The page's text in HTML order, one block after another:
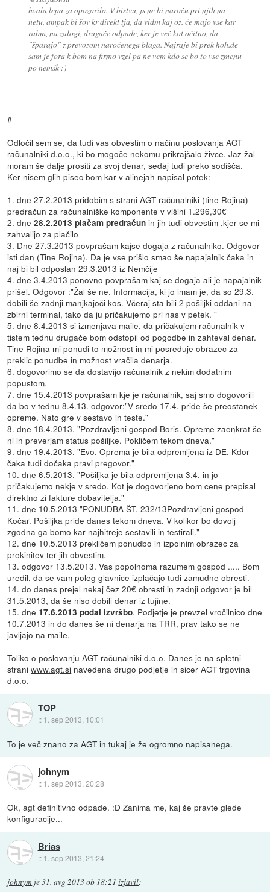
hvala lepa za opozorilo. V bistvu, js ne bi naroču pri njih na
netu, ampak bi šov kr direkt tja, da vidm kaj oz. če majo vse kar
rabm, na zalogi, drugače odpade, ker je več kot očitno, da
"šparajo" z prevozom naročenega blaga. Najraje bi prek hoh.de
sam je fora k bom na firmo vzel pa ne vem kdo se bo to vse zmenu
po nemšk :)
#
Odločil sem se, da tudi vas obvestim o načinu poslovanja AGT
računalniki d.o.o., ki bo mogoče nekomu prikrajšalo živce. Jaz žal
moram še dalje prositi za svoj denar, sedaj tudi preko sodišča.
Ker nisem glih pisec bom kar v alinejah napisal potek:
1. dne 27.2.2013 pridobim s strani AGT računalniki (tine Rojina)
predračun za računalniške komponente v višini 1.296,30€
2. dne28.2.2013 plačam predračun in jih tudi obvestim ,kjer se mi
zahvalijo za plačilo
3. Dne 27.3.2013 povprašam kajse dogaja z računalniko. Odgovor
isti dan (Tine Rojina). Da je vse prišlo smao še napajalnik čaka in
naj bi bil odposlan 29.3.2013 iz Nemčije
4. dne 3.4.2013 ponovno povprašam kaj se dogaja ali je napajalnik
prišel. Odgovor :"Žal še ne. Informacija, ki jo imam je, da so 29.3.
dobili še zadnji manjkajoči kos. Včeraj sta bili 2 pošiljki oddani na
zbirni terminal, tako da ju pričakujemo pri nas v petek. "
5. dne 8.4.2013 si izmenjava maile, da pričakujem računalnik v
tistem tednu drugače bom odstopil od pogodbe in zahteval denar.
Tine Rojina mi ponudi to možnost in mi posreduje obrazec za
preklic ponudbe in možnost vračila denarja.
6. dogovorimo se da dostavijo računalnik z nekim dodatnim
popustom.
7. dne 15.4.2013 povprašam kje je računalnik, saj smo dogovorili
da bo v tednu 8.4.13. odgovor:"V sredo 17.4. pride še preostanek
opreme. Nato gre v sestavo in teste."
8. dne 18.4.2013. "Pozdravljeni gospod Boris. Opreme zaenkrat še
ni in preverjam status pošiljke. Pokličem tekom dneva."
9. dne 19.4.2013. "Evo. Oprema je bila odpremljena iz DE. Kdor
čaka tudi dočaka pravi pregovor."
10. dne 6.5.2013. "Pošiljka je bila odpremljena 3.4. in jo
pričakujemo nekje v sredo. Kot je dogovorjeno bom cene prepisal
direktno zi fakture dobavitelja."
11. dne 10.5.2013 "PONUDBA ŠT. 232/13Pozdravljeni gospod
Kočar. Pošiljka pride danes tekom dneva. V kolikor bo dovolj
zgodna ga bomo kar najhitreje sestavili in testirali."
12. dne 10.5.2013 prekličem ponudbo in izpolnim obrazec za
prekinitev ter jih obvestim.
13. odgovor 13.5.2013. Vas popolnoma razumem gospod ..... Bom
uredil, da se vam poleg glavnice izplačajo tudi zamudne obresti.
14. do danes prejel nekaj čez 20€ obresti in zadnji odgovor je bil
31.5.2013, da še niso dobili denar iz tujine.
15. dne 17.6.2013 podal izvršbo. Podjetje je prevzel vročilnico dne
10.7.2013 in do danes še ni denarja na TRR, prav tako se ne
javljajo na maile.
Toliko o poslovanju AGT računalniki d.o.o. Danes je na spletni
straniwww.agt.si navedena drugo podjetje in sicer AGT trgovina
d.o.o.
TOP
:: 1. sep 2013, 10:01
To je več znano za AGT in tukaj je že ogromno napisanega.
johnym
:: 1. sep 2013, 20:28
Ok, agt definitivno odpade. :D Zanima me, kaj še pravte glede
konfiguracije...
Brias
:: 1. sep 2013, 21:24
johnym je31. avg 2013 ob 18:21 izjavil: